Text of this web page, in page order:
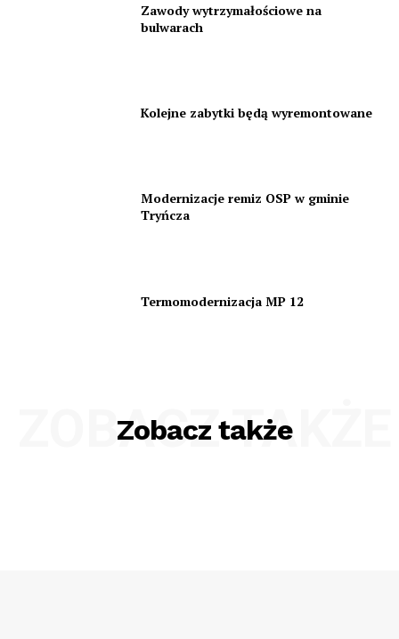
Zawody wytrzymałościowe na
bulwarach
Kolejne zabytki będą wyremontowane
Modernizacje remiz OSP w gminie
Tryńcza
Termomodernizacja MP 12
Zobacz także
ZOBACZ TAKŻE